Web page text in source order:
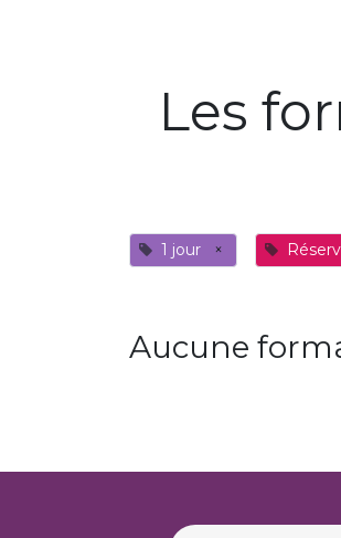
Les
1 jour ×
Aucune